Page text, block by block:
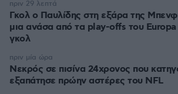
Γκολ ο Παυλίδης στη εξάρα της
μια ανάσα από τα play-offs του Europa
γκολ
πριν 29 λεπτά
Νεκρός σε πισίνα 24χρονος που
εξαπάτησε πρώην αστέρες του NFL
πριν μία ώρα